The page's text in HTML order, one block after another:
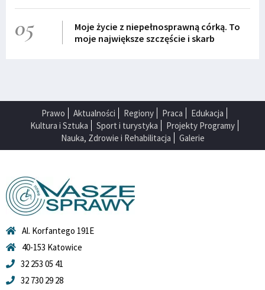
05
Moje życie z niepełnosprawną córką. To
moje największe szczęście i skarb
Prawo Aktualności Regiony Praca
Edukacja
Kultura i Sztuka
Sport i turystyka
Projekty Programy
Nauka, Zdrowie i Rehabilitacja
Galerie
Al. Korfantego 191E
40-153 Katowice
32 253 05 41
32 730 29 28